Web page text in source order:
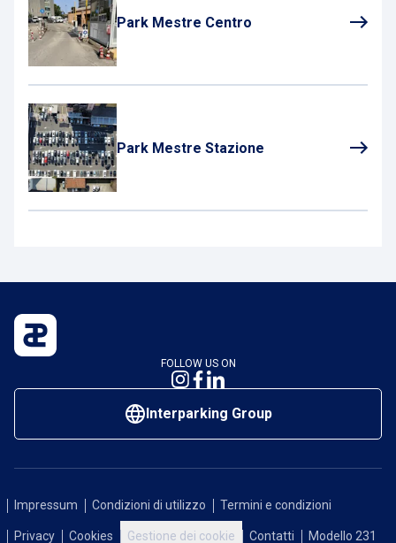
Park Mestre Centro
Park Mestre Stazione
FOLLOW US ON
Interparking Group
Impressum Condizioni di utilizzo Termini e condizioni
Privacy Cookies Gestione dei cookie Contatti Modello 231